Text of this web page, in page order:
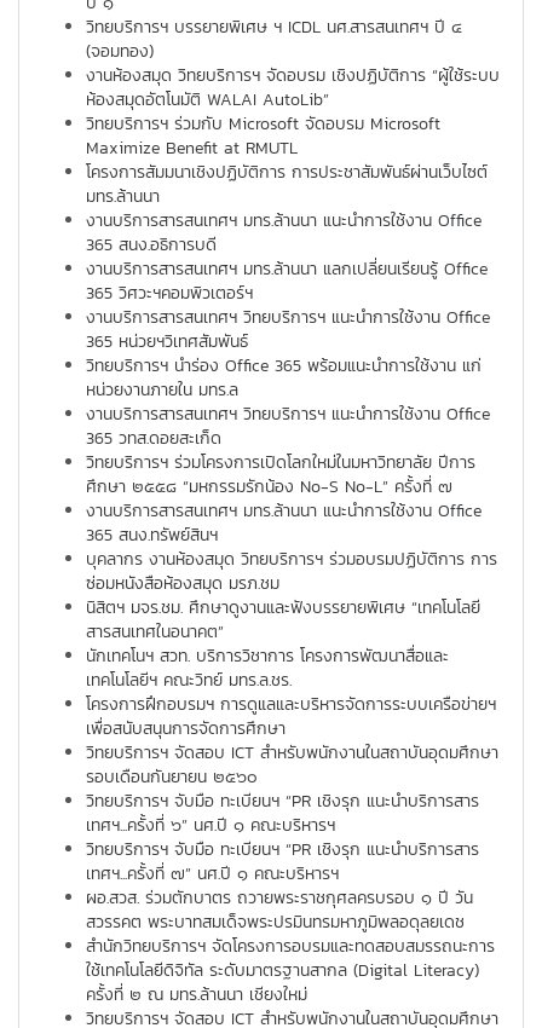
วิทยบริการฯ บรรยายพิเศษ ฯ ICDL นศ.สารสนเทศฯ ปี ๔
(จอมทอง)
งานห้องสมุด วิทยบริการฯ จัดอบรม เชิงปฏิบัติการ “ผู้ใช้ระบบ
ห้องสมุดอัตโนมัติ WALAI AutoLib”
วิทยบริการฯ ร่วมกับ Microsoft จัดอบรม Microsoft
Maximize Benefit at RMUTL
โครงการสัมมนาเชิงปฏิบัติการ การประชาสัมพันธ์ผ่านเว็บไซต์
มทร.ล้านนา
งานบริการสารสนเทศฯ มทร.ล้านนา แนะนำการใช้งาน Office
365 สนง.อธิการบดี
งานบริการสารสนเทศฯ มทร.ล้านนา แลกเปลี่ยนเรียนรู้ Office
365 วิศวะฯคอมพิวเตอร์ฯ
งานบริการสารสนเทศฯ วิทยบริการฯ แนะนำการใช้งาน Office
365 หน่วยฯวิเทศสัมพันธ์
วิทยบริการฯ นำร่อง Office 365 พร้อมแนะนำการใช้งาน แก่
หน่วยงานภายใน มทร.ล
งานบริการสารสนเทศฯ วิทยบริการฯ แนะนำการใช้งาน Office
365 วทส.ดอยสะเก็ด
วิทยบริการฯ ร่วมโครงการเปิดโลกใหม่ในมหาวิทยาลัย ปีการ
ศึกษา ๒๕๕๘ “มหกรรมรักน้อง No-S No-L” ครั้งที่ ๗
งานบริการสารสนเทศฯ มทร.ล้านนา แนะนำการใช้งาน Office
365 สนง.ทรัพย์สินฯ
บุคลากร งานห้องสมุด วิทยบริการฯ ร่วมอบรมปฏิบัติการ การ
ซ่อมหนังสือห้องสมุด มรภ.ชม
นิสิตฯ มจร.ชม. ศึกษาดูงานและฟังบรรยายพิเศษ “เทคโนโลยี
สารสนเทศในอนาคต”
นักเทคโนฯ สวท. บริการวิชาการ โครงการพัฒนาสื่อและ
เทคโนโลยีฯ คณะวิทย์ มทร.ล.ชร.
โครงการฝึกอบรมฯ การดูแลและบริหารจัดการระบบเครือข่ายฯ
เพื่อสนับสนุนการจัดการศึกษา
วิทยบริการฯ จัดสอบ ICT สำหรับพนักงานในสถาบันอุดมศึกษา
รอบเดือนกันยายน ๒๕๖๐
วิทยบริการฯ จับมือ ทะเบียนฯ “PR เชิงรุก แนะนำบริการสาร
เทศฯ...ครั้งที่ ๖” นศ.ปี ๑ คณะบริหารฯ
วิทยบริการฯ จับมือ ทะเบียนฯ “PR เชิงรุก แนะนำบริการสาร
เทศฯ...ครั้งที่ ๗” นศ.ปี ๑ คณะบริหารฯ
ผอ.สวส. ร่วมตักบาตร ถวายพระราชกุศลครบรอบ ๑ ปี วัน
สวรรคต พระบาทสมเด็จพระปรมินทรมหาภูมิพลอดุลยเดช
สำนักวิทยบริการฯ จัดโครงการอบรมและทดสอบสมรรถนะการ
ใช้เทคโนโลยีดิจิทัล ระดับมาตรฐานสากล (Digital Literacy)
ครั้งที่ ๒ ณ มทร.ล้านนา เชียงใหม่
วิทยบริการฯ จัดสอบ ICT สำหรับพนักงานในสถาบันอุดมศึกษา